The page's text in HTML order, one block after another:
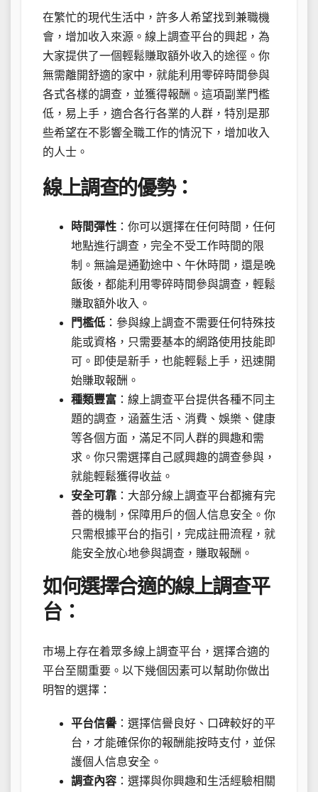
在繁忙的現代生活中，許多人希望找到兼職機
會，增加收入來源。線上調查平台的興起，為
大家提供了一個輕鬆賺取額外收入的途徑。你
無需離開舒適的家中，就能利用零碎時間參與
各式各樣的調查，並獲得報酬。這項副業門檻
低，易上手，適合各行各業的人群，特別是那
些希望在不影響全職工作的情況下，增加收入
的人士。
線上調查的優勢：
時間彈性 ：你可以選擇在任何時間，任何
地點進行調查，完全不受工作時間的限
制。無論是通勤途中、午休時間，還是晚
飯後，都能利用零碎時間參與調查，輕鬆
賺取額外收入。
門檻低 ：參與線上調查不需要任何特殊技
能或資格，只需要基本的網路使用技能即
可。即使是新手，也能輕鬆上手，迅速開
始賺取報酬。
種類豐富 ：線上調查平台提供各種不同主
題的調查，涵蓋生活、消費、娛樂、健康
等各個方面，滿足不同人群的興趣和需
求。你只需選擇自己感興趣的調查參與，
就能輕鬆獲得收益。
安全可靠 ：大部分線上調查平台都擁有完
善的機制，保障用戶的個人信息安全。你
只需根據平台的指引，完成註冊流程，就
能安全放心地參與調查，賺取報酬。
如何選擇合適的線上調查平
台：
市場上存在着眾多線上調查平台，選擇合適的
平台至關重要。以下幾個因素可以幫助你做出
明智的選擇：
平台信譽：選擇信譽良好、口碑較好的平
台，才能確保你的報酬能按時支付，並保
護個人信息安全。
調查內容 ：選擇與你興趣和生活經驗相關